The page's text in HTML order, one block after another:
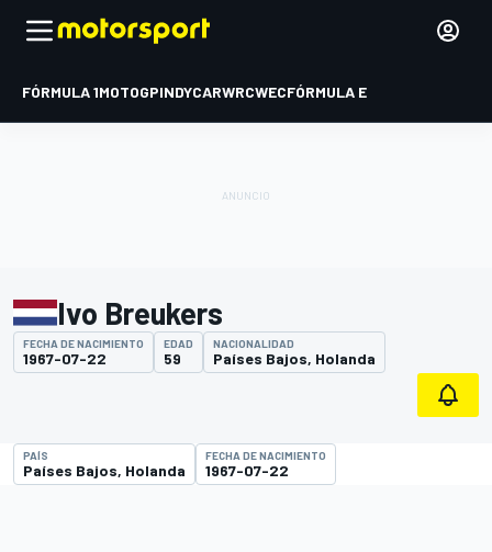
FÓRMULA 1MOTOGPINDYCARWRCWECFÓRMULA E
Ivo Breukers
FECHA DE NACIMIENTO
1967-07-22
EDAD
59
NACIONALIDAD
Países Bajos, Holanda
PAÍS
Países Bajos, Holanda
FECHA DE NACIMIENTO
1967-07-22